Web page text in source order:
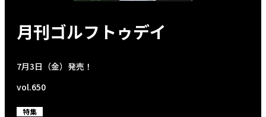
月刊ゴルフトゥデイ
7月3日（金）発売！
vol.650
特集